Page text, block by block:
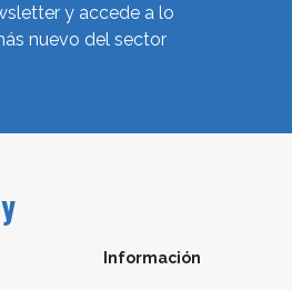
y accede a lo
nuevo del sector
Información